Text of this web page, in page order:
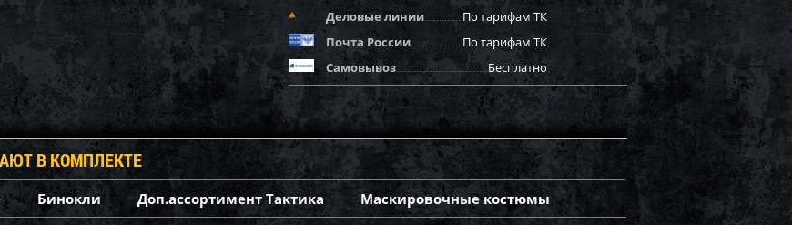
Деловые линии
По тарифам ТК
Почта России
По тарифам ТК
Самовывоз
Бесплатно
В КОМПЛЕКТЕ
Бинокли Доп.ассортимент Тактика Маскировочные костюмы